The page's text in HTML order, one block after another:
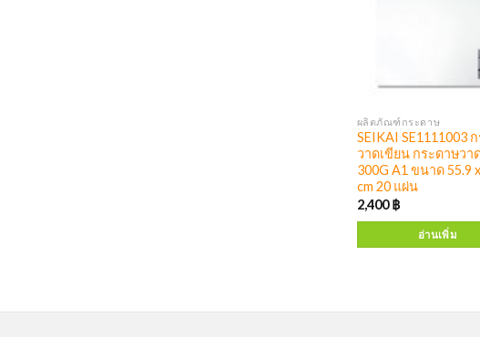
ผลิตภัณฑ์กระดาษ
SEIKAI SE1111003
วาดเขียน กระดาษวา
300G A1 ขนาด 55.9
cm 20 แผ่น
2,400฿
อ่านเพิ่ม